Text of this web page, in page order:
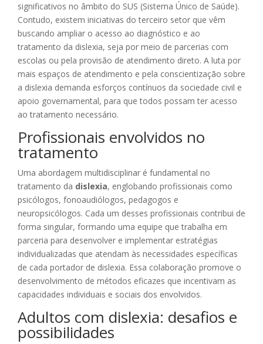
significativos no âmbito do SUS (Sistema Único de Saúde).
Contudo, existem iniciativas do terceiro setor que vêm
buscando ampliar o acesso ao diagnóstico e ao
tratamento da dislexia, seja por meio de parcerias com
escolas ou pela provisão de atendimento direto. A luta por
mais espaços de atendimento e pela conscientização sobre
a dislexia demanda esforços contínuos da sociedade civil e
apoio governamental, para que todos possam ter acesso
ao tratamento necessário.
Profissionais envolvidos no
tratamento
Uma abordagem multidisciplinar é fundamental no
tratamento da dislexia, englobando profissionais como
psicólogos, fonoaudiólogos, pedagogos e
neuropsicólogos. Cada um desses profissionais contribui de
forma singular, formando uma equipe que trabalha em
parceria para desenvolver e implementar estratégias
individualizadas que atendam às necessidades específicas
de cada portador de dislexia. Essa colaboração promove o
desenvolvimento de métodos eficazes que incentivam as
capacidades individuais e sociais dos envolvidos.
Adultos com dislexia: desafios e
possibilidades